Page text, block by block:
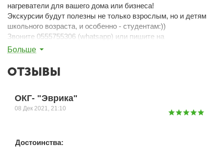
нагреватели для вашего дома или бизнеса!
Экскурсии будут полезны не только взрослым, но и детям
школьного возраста, и особенно - студентам:))
Звоните 0555755306 (whatsapp) или пишите на
info@greenenergy.kg.
сопровождающие групп школьников и студентов взрослые -
участвуют бесплатно!
Больше
ОТЗЫВЫ
ОКГ- "Эврика"
08 Дек 2021, 21:10
Достоинства: